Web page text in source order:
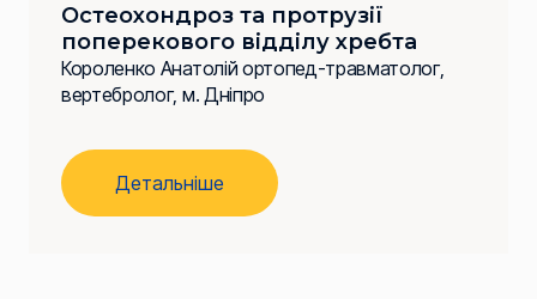
Остеохондроз та протрузії
поперекового відділу хребта
Короленко Анатолій ортопед-травматолог,
вертебролог, м. Дніпро
Детальніше